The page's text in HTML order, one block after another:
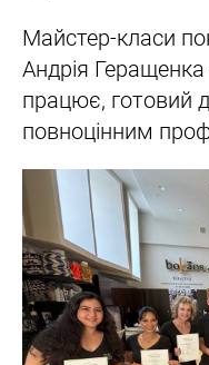
Майстер-класи
Андрія
працює, готовий
повноцінним